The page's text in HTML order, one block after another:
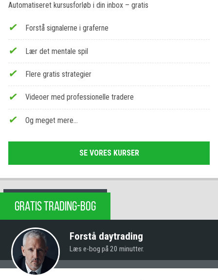
Automatiseret kursusforløb i din inbox – gratis
Forstå signalerne i graferne
Lær det mentale spil
Flere gratis strategier
Videoer med professionelle tradere
Og meget mere…
SE VORES KURSER
GRATIS TRADING-BOG
Forstå daytrading
Læs e-bog på 20 minutter.